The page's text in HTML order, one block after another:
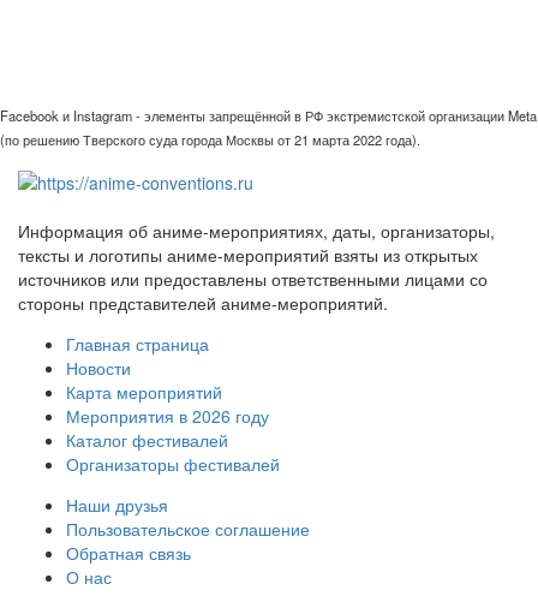
Facebook и Instagram - элементы запрещённой в РФ экстремистской организации Meta
(по решению Тверского суда города Москвы от 21 марта 2022 года).
Информация об аниме-мероприятиях, даты, организаторы,
тексты и логотипы аниме-мероприятий взяты из открытых
источников или предоставлены ответственными лицами со
стороны представителей аниме-мероприятий.
Главная страница
Новости
Карта мероприятий
Мероприятия в 2026 году
Каталог фестивалей
Организаторы фестивалей
Наши друзья
Пользовательское соглашение
Обратная связь
О нас